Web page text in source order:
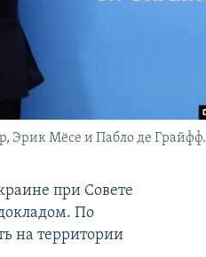
Эрик Мёсе и Пабло де Грайфф.
при Совете
По
на территории